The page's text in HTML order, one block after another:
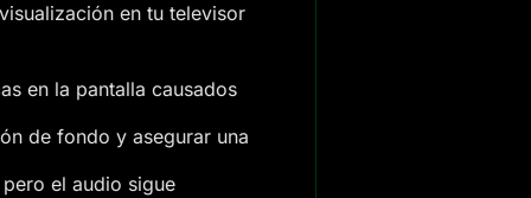
en tu televisor
en la pantalla causados
de fondo y asegurar una
el audio sigue